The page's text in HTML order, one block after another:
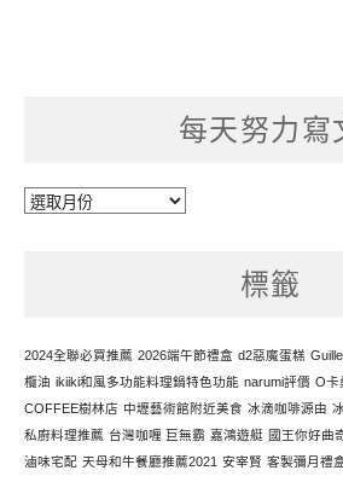
每天努力寫
每
標籤
2024全聯必買推薦 2026端午節禮盒 d2惡魔蛋糕
欖油 ikiiki和風多功能料理鍋特色功能 narumi評價 O卡
COFFEE樹林店 中壢藝術館附近美食 冰滴咖啡源由
私廚料理推薦 台灣咖喱 巨無霸 嘉鴻遊艇 國王你好曲
滷味宅配 天母和牛餐廳推薦2021 安宰賢 客製彌月禮